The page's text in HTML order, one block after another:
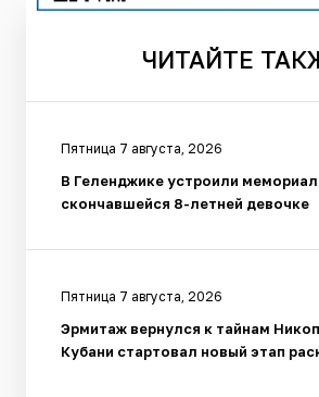
ЧИТАЙТЕ
Пятница 7 августа, 2026
В Геленджике устроили мемориал
скончавшейся 8-летней девочке
Пятница 7 августа, 2026
Эрмитаж вернулся к тайнам
Кубани стартовал новый этап